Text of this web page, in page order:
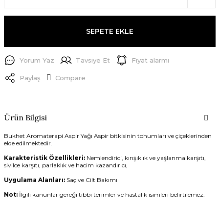
SEPETE EKLE
Yorum Yaz Tavsiye Et Fiyat alarmı
Paylaş Compare
Ürün Bilgisi
Bukhet Aromaterapi Aspir Yağı Aspir bitkisinin tohumları ve çiçeklerinden
elde edilmektedir.
Karakteristik Özellikleri:Nemlendirici, kırışıklık ve yaşlanma karşıtı,
sivilce karşıtı, parlaklık ve hacim kazandırıcı,
Uygulama Alanları:Saç ve Cilt Bakımı
Not:İlgili kanunlar gereği tıbbi terimler ve hastalık isimleri belirtilemez.